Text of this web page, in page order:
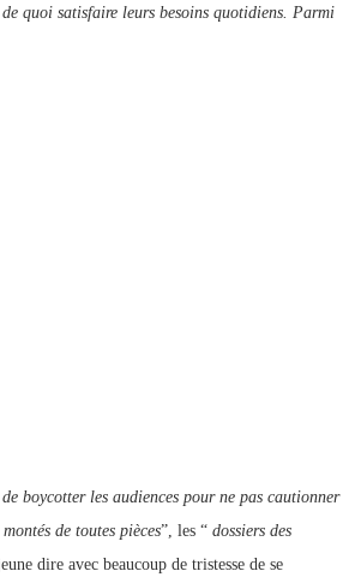
quoi satisfaire leurs besoins quotidiens. Parmi
boycotter les audiences pour ne pas cautionner
de toutes pièces”, les “ dossiers des
dire avec beaucoup de tristesse de se